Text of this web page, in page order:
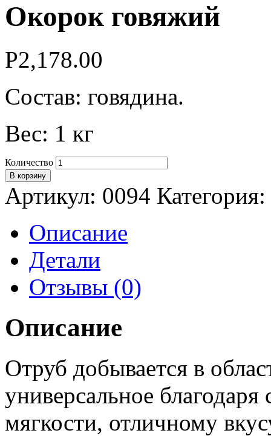
Окорок говяжий
Р2,178.00
Состав: говядина.
Вес: 1 кг
Количество
В корзину
Артикул: 0094 Категория:
Описание
Детали
Отзывы (0)
Описание
Отруб добывается в
универсальное
мягкости, отличному